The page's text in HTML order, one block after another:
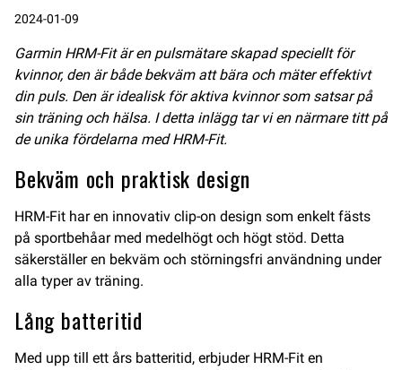
2024-01-09
Garmin HRM-Fit är en pulsmätare skapad speciellt för
kvinnor, den är både bekväm att bära och mäter effektivt
din puls. Den är idealisk för aktiva kvinnor som satsar på
sin träning och hälsa. I detta inlägg tar vi en närmare titt på
de unika fördelarna med HRM-Fit.
Bekväm och praktisk design
HRM-Fit har en innovativ clip-on design som enkelt fästs
på sportbehåar med medelhögt och högt stöd. Detta
säkerställer en bekväm och störningsfri användning under
alla typer av träning.
Lång batteritid
Med upp till ett års batteritid, erbjuder HRM-Fit en